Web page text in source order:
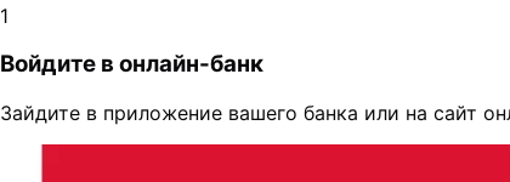
1
Войдите в онлайн-банк
Зайдите в приложение вашего банка или на сайт